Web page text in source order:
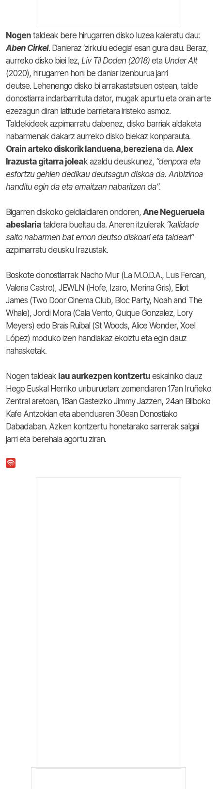
Nogen taldeak bere hirugarren disko luzea kaleratu dau:
Aben Cirkel. Danieraz ‘zirkulu edegia’ esan gura dau. Beraz,
aurreko disko biei lez, Liv Til Doden (2018) eta Under Alt
(2020), hirugarren honi be daniar izenburua jarri
deutse. Lehenengo disko bi arrakastatsuen ostean, talde
donostiarra indarbarrituta dator, mugak apurtu eta orain arte
ezezagun diran latitude barrietara iristeko asmoz.
Taldekideek azpimarratu dabenez, disko barriak aldaketa
nabarmenak dakarz aurreko disko biekaz konparauta.
Orain arteko diskorik landuena, bereziena da. Alex
Irazusta gitarra joleak azaldu deuskunez, “denpora eta
esfortzu gehien dedikau deutsagun diskoa da. Anbizinoa
handitu egin da eta emaitzan nabaritzen da”.
Bigarren diskoko geldialdiaren ondoren, Ane Negueruela
abeslaria taldera bueltau da. Aneren itzulerak “kalidade
salto nabarmen bat emon deutso diskoari eta taldeari”
azpimarratu deusku Irazustak.
Boskote donostiarrak Nacho Mur (La M.O.D.A., Luis Fercan,
Valeria Castro), JEWLN (Hofe, Izaro, Merina Gris), Eliot
James (Two Door Cinema Club, Bloc Party, Noah and The
Whale), Jordi Mora (Cala Vento, Quique Gonzalez, Lory
Meyers) edo Brais Ruibal (St Woods, Alice Wonder, Xoel
López) moduko izen handiakaz ekoiztu eta egin dauz
nahasketak.
Nogen taldeak lau aurkezpen kontzertu eskainiko dauz
Hego Euskal Herriko uriburuetan: zemendiaren 17an Iruñeko
Zentral aretoan, 18an Gasteizko Jimmy Jazzen, 24an Bilboko
Kafe Antzokian eta abenduaren 30ean Donostiako
Dabadaban. Azken kontzertu honetarako sarrerak salgai
jarri eta berehala agortu ziran.